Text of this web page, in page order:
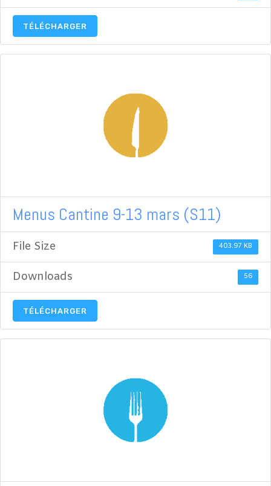
TÉLÉCHARGER
Menus Cantine 9-13 mars (S11)
File Size 403.97 KB
Downloads 56
TÉLÉCHARGER